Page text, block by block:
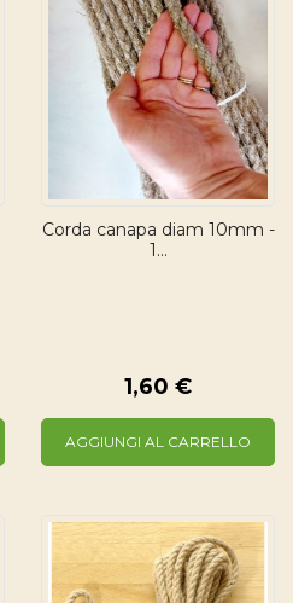
Corda canapa diam 10mm -
1...
1,60 €
AGGIUNGI AL CARRELLO